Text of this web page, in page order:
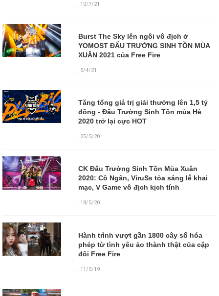
, 10/7/21
Burst The Sky lên ngôi vô địch ở
YOMOST ĐẤU TRƯỜNG SINH TỒN MÙA
XUÂN 2021 của Free Fire
, 5/4/21
Tăng tổng giá trị giải thưởng lên 1,5 tỷ
đồng - Đấu Trường Sinh Tồn mùa Hè
2020 trở lại cực HOT
, 25/5/20
CK Đấu Trường Sinh Tồn Mùa Xuân
2020: Cô Ngân, ViruSs tỏa sáng lễ khai
mạc, V Game vô địch kịch tính
, 18/5/20
Hành trình vượt gần 1800 cây số hóa
phép từ tình yêu ảo thành thật của cặp
đôi Free Fire
, 11/5/19